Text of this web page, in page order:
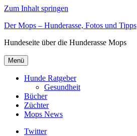
Zum Inhalt springen
Der Mops – Hunderasse, Fotos und Tipps
Hundeseite über die Hunderasse Mops
Menü
Hunde Ratgeber
Gesundheit
Bücher
Züchter
Mops News
Twitter